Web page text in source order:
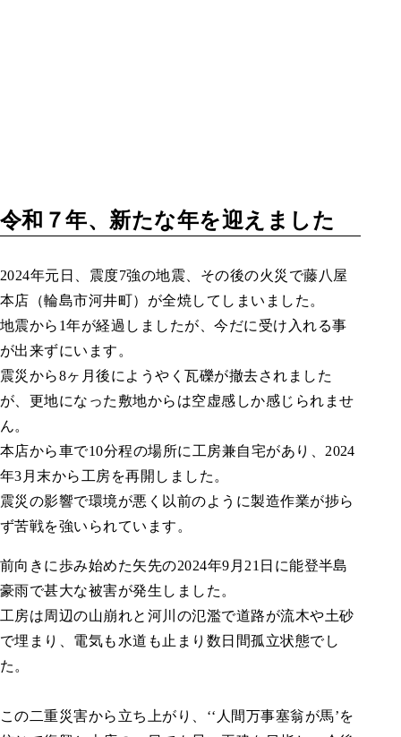
令和７年、新たな年を迎えました
2024年元日、震度7強の地震、その後の火災で藤八屋
本店（輪島市河井町）が全焼してしまいました。
地震から1年が経過しましたが、今だに受け入れる事
が出来ずにいます。
震災から8ヶ月後にようやく瓦礫が撤去されました
が、更地になった敷地からは空虚感しか感じられませ
ん。
本店から車で10分程の場所に工房兼自宅があり、2024
年3月末から工房を再開しました。
震災の影響で環境が悪く以前のように製造作業が捗ら
ず苦戦を強いられています。
前向きに歩み始めた矢先の2024年9月21日に能登半島
豪雨で甚大な被害が発生しました。
工房は周辺の山崩れと河川の氾濫で道路が流木や土砂
で埋まり、電気も水道も止まり数日間孤立状態でし
た。
この二重災害から立ち上がり、‘‘人間万事塞翁が馬’を